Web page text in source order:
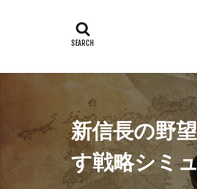
新信長の野
す戦略シミ